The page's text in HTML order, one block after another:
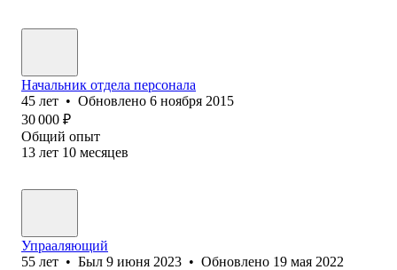
Начальник отдела персонала
45 лет • Обновлено 6 ноября 2015
30 000 ₽
Общий опыт
13 лет 10 месяцев
Упрааляющий
55 лет • Был 9 июня 2023 • Обновлено 19 мая 2022